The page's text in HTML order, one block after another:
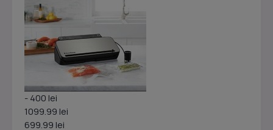
- 400 lei
1099.99 lei
699.99 lei